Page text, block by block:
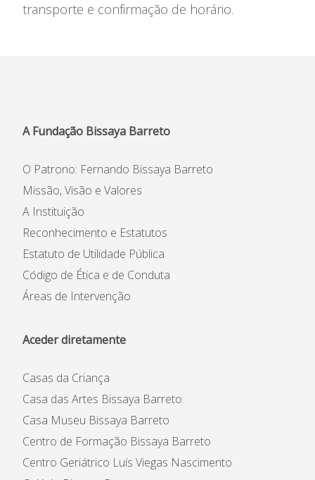
transporte e confirmação de horário.
A Fundação Bissaya Barreto
O Patrono: Fernando Bissaya Barreto
Missão, Visão e Valores
A Instituição
Reconhecimento e Estatutos
Estatuto de Utilidade Pública
Código de Ética e de Conduta
Áreas de Intervenção
Aceder diretamente
Casas da Criança
Casa das Artes Bissaya Barreto
Casa Museu Bissaya Barreto
Centro de Formação Bissaya Barreto
Centro Geriátrico Luís Viegas Nascimento